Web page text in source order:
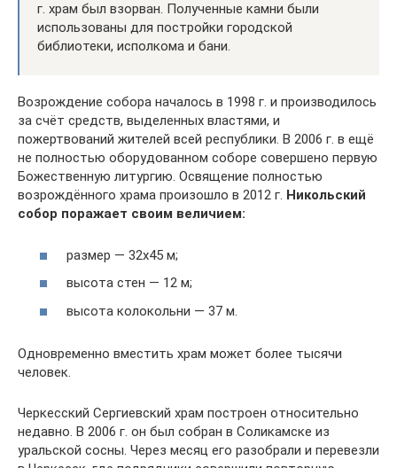
г. храм был взорван. Полученные камни были
использованы для постройки городской
библиотеки, исполкома и бани.
Возрождение собора началось в 1998 г. и производилось
за счёт средств, выделенных властями, и
пожертвований жителей всей республики. В 2006 г. в ещё
не полностью оборудованном соборе совершено первую
Божественную литургию. Освящение полностью
возрождённого храма произошло в 2012 г. Никольский
собор поражает своим величием:
размер — 32х45 м;
высота стен — 12 м;
высота колокольни — 37 м.
Одновременно вместить храм может более тысячи
человек.
Черкесский Сергиевский храм построен относительно
недавно. В 2006 г. он был собран в Соликамске из
уральской сосны. Через месяц его разобрали и перевезли